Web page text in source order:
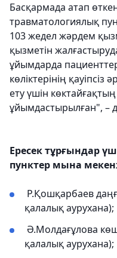
Басқармада атап
травматологиялық
103 жедел жәрдем
қызметін
ұйымдарда
көліктерінің қауіпсіз
ету үшін
ұйымдастырылған", –
Ересек тұрғындар
пунктер мына
Р.Қошқарбаев
қалалық аурухана);
Ә.Молдағұлова
қалалық аурухана);